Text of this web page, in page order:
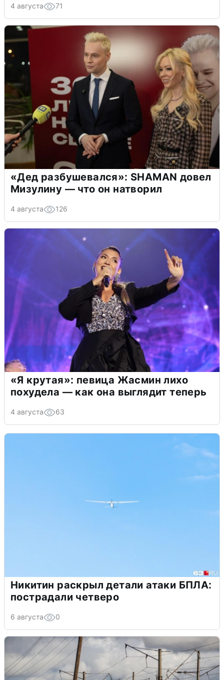
4 августа 71
«Дед разбушевался»: SHAMAN довел
Мизулину — что он натворил
4 августа 126
«Я крутая»: певица Жасмин лихо
похудела — как она выглядит теперь
4 августа 63
Никитин раскрыл детали атаки БПЛА:
пострадали четверо
6 августа 0